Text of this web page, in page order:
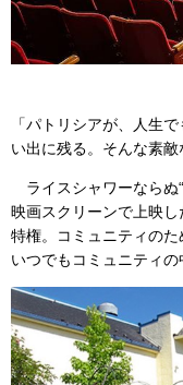
「パトリシアが、人生
い出に残る。そんな素敵
ライスシャワーならぬ
映画スクリーンで上映
特権。コミュニティの
いつでもコミュニティの